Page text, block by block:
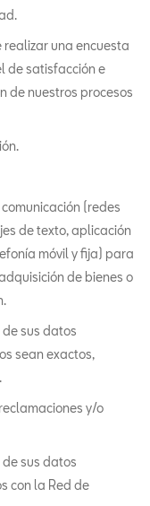
una encuesta
de satisfacción e
de nuestros procesos
(redes
de texto, aplicación
móvil y fija) para
de bienes o
sus datos
sean exactos,
y/o
sus datos
con la Red de